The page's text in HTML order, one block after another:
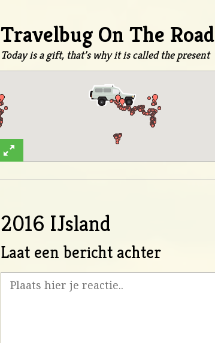
Travelbug On The Road
Today is a gift, that’s why it is called the present
2016 IJsland
Laat een bericht achter